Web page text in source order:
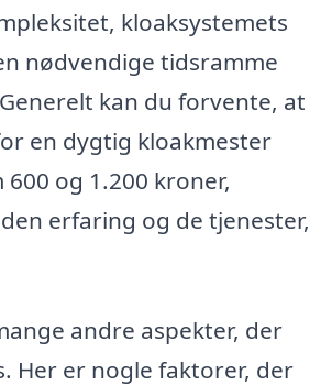
kloaksystemets
nødvendige tidsramme
kan du forvente, at
en dygtig kloakmester
og 1.200 kroner,
erfaring og de tjenester,
andre aspekter, der
Her er nogle faktorer, der